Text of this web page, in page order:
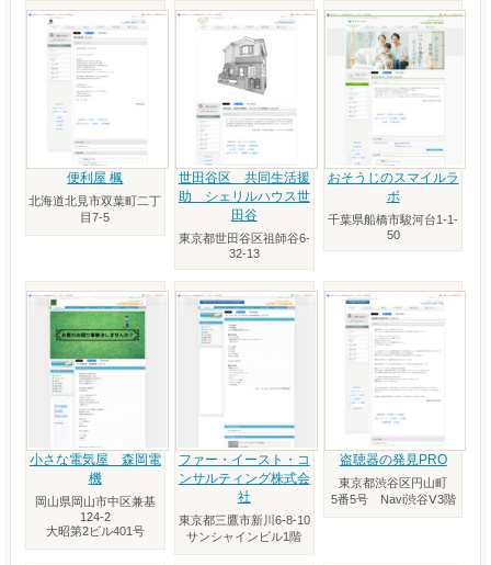
便利屋 楓
北海道北見市双葉町二丁
目7-5
世田谷区 共同生活援
助 シェリルハウス世
田谷
東京都世田谷区祖師谷6-
32-13
おそうじのスマイルラ
ボ
千葉県船橋市駿河台1-1-
50
小さな電気屋 森岡電
機
岡山県岡山市中区兼基
124-2
大昭第2ビル401号
ファー・イースト・コ
ンサルティング株式会
社
東京都三鷹市新川6-8-10
サンシャインビル1階
盗聴器の発見PRO
東京都渋谷区円山町
5番5号 Navi渋谷Ⅴ3階